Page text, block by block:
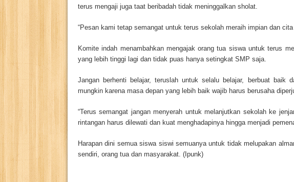
terus mengaji juga taat beribadah tidak meninggalkan sholat.
“Pesan kami tetap semangat untuk terus sekolah meraih impian dan
Komite indah menambahkan mengajak orang tua siswa untuk terus
yang lebih tinggi lagi dan tidak puas hanya setingkat SMP saja.
Jangan berhenti belajar, teruslah untuk selalu belajar, berbuat baik
mungkin karena masa depan yang lebih baik wajib harus berusaha
“Terus semangat jangan menyerah untuk melanjutkan sekolah ke
rintangan harus dilewati dan kuat menghadapinya hingga menjadi
Harapan dini semua siswa siswi semuanya untuk tidak melupakan
sendiri, orang tua dan masyarakat. (Ipunk)